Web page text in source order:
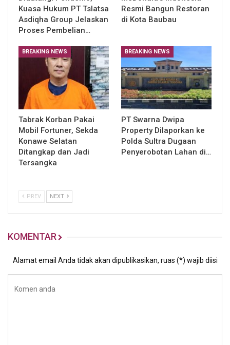
Kuasa Hukum PT Tslatsa
Asdiqha Group Jelaskan
Proses Pembelian…
Resmi Bangun Restoran
di Kota Baubau
BREAKING NEWS
Tabrak Korban Pakai
Mobil Fortuner, Sekda
Konawe Selatan
Ditangkap dan Jadi
Tersangka
BREAKING NEWS
PT Swarna Dwipa
Property Dilaporkan ke
Polda Sultra Dugaan
Penyerobotan Lahan di…
PREV NEXT
KOMENTAR
Alamat email Anda tidak akan dipublikasikan, ruas (*) wajib diisi